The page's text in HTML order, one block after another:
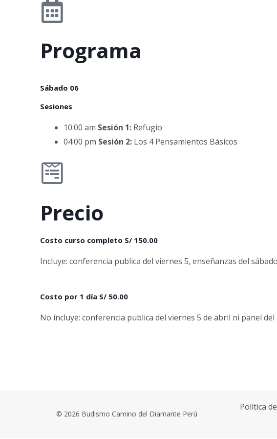
Programa
Sábado 06
Sesiones
10:00 am Sesión 1: Refugio
04:00 pm Sesión 2: Los 4 Pensamientos Básicos
Precio
Costo curso completo S/ 150.00
Incluye: conferencia publica del viernes 5, enseñanzas del
Costo por 1 día S/ 50.00
No incluye: conferencia publica del viernes 5 de abril ni panel
© 2026 Budismo Camino del Diamante Perú
Política